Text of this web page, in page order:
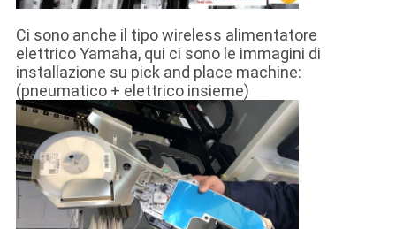
Ci sono anche il tipo wireless alimentatore
elettrico Yamaha, qui ci sono le immagini di
installazione su pick and place machine:
(pneumatico + elettrico insieme)